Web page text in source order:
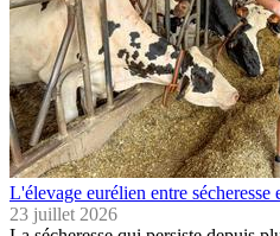
L'élevage eurélien entre sécheresse
23 juillet 2026